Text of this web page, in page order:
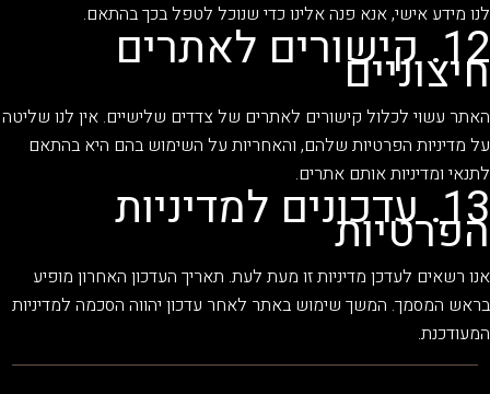
לנו מידע אישי, אנא פנה אלינו כדי שנוכל לטפל בכך בהתאם.
12. קישורים לאתרים
חיצוניים
האתר עשוי לכלול קישורים לאתרים של צדדים שלישיים. אין לנו שליטה
על מדיניות הפרטיות שלהם, והאחריות על השימוש בהם היא בהתאם
לתנאי ומדיניות אותם אתרים.
13. עדכונים למדיניות
הפרטיות
אנו רשאים לעדכן מדיניות זו מעת לעת. תאריך העדכון האחרון מופיע
בראש המסמך. המשך שימוש באתר לאחר עדכון יהווה הסכמה למדיניות
המעודכנת.